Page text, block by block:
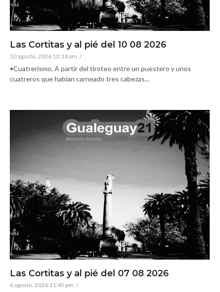
Las Cortitas y al pié del 10 08 2026
10 agosto, 2026 12:14 am /
•Cuatrerismo. A partir del tiroteo entre un puestero y unos
cuatreros que habían carneado tres cabezas...
Las Cortitas y al pié del 07 08 2026
6 agosto, 2026 11:45 pm /